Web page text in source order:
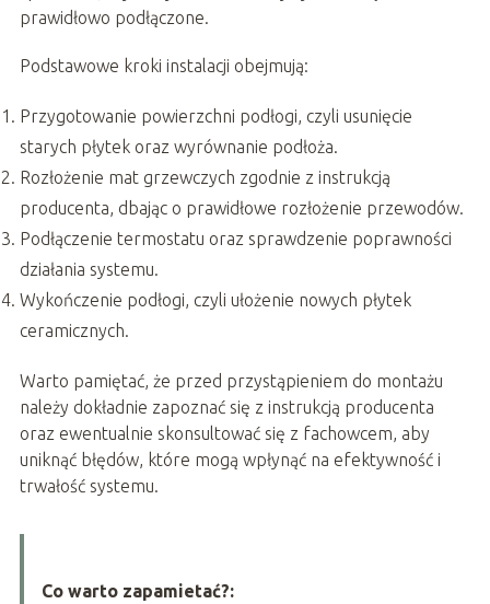
prawidłowo podłączone.
Podstawowe kroki instalacji obejmują:
Przygotowanie powierzchni podłogi, czyli usunięcie
starych płytek oraz wyrównanie podłoża.
Rozłożenie mat grzewczych zgodnie z instrukcją
producenta, dbając o prawidłowe rozłożenie przewodów.
Podłączenie termostatu oraz sprawdzenie poprawności
działania systemu.
Wykończenie podłogi, czyli ułożenie nowych płytek
ceramicznych.
Warto pamiętać, że przed przystąpieniem do montażu
należy dokładnie zapoznać się z instrukcją producenta
oraz ewentualnie skonsultować się z fachowcem, aby
uniknąć błędów, które mogą wpłynąć na efektywność i
trwałość systemu.
Co warto zapamietać?: